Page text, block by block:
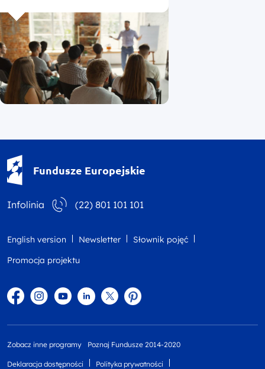
Fundusze Europejskie
Infolinia (22) 801 101 101
English version Newsletter
Słownik pojęć
Promocja projektu
FacebookInstagram
YouTubeLinkedintwitterPinterest
Zobacz inne programy Poznaj Fundusze 2014-2020
Deklaracja dostępności Polityka prywatności